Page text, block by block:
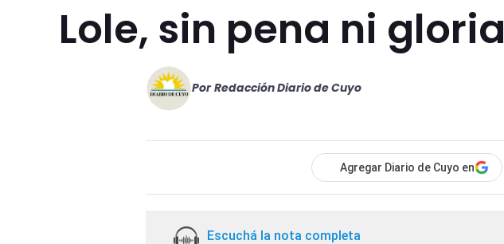
Lole, sin pena ni gloria
Por Redacción Diario de Cuyo
Agregar Diario de Cuyo en
Escuchá la nota completa